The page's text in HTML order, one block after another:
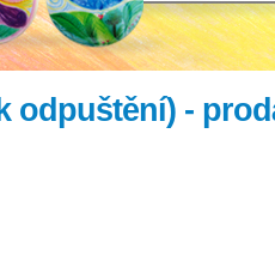
odpuštění) -